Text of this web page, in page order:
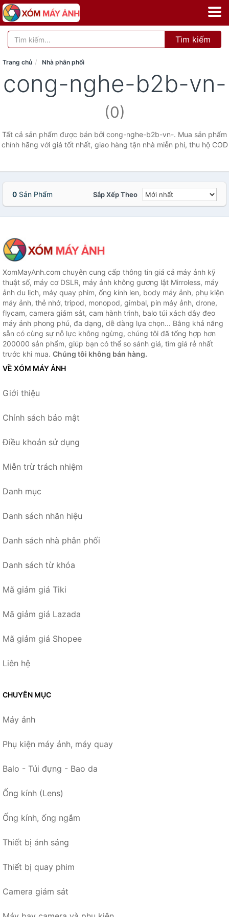
Tìm kiếm
Trang chủ Nhà phân phối
cong-nghe-b2b-vn-
(0)
Tất cả sản phẩm được bán bởi cong-nghe-b2b-vn-. Mua sản phẩm
chính hãng với giá tốt nhất, giao hàng tận nhà miễn phí, thu hộ COD
0 Sản Phẩm Sắp Xếp Theo
XomMayAnh.com chuyên cung cấp thông tin giá cả máy ảnh kỹ
thuật số, máy cơ DSLR, máy ảnh không gương lật Mirroless, máy
ảnh du lịch, máy quay phim, ống kính len, body máy ảnh, phụ kiện
máy ảnh, thẻ nhớ, tripod, monopod, gimbal, pin máy ảnh, drone,
flycam, camera giám sát, cam hành trình, balo túi xách dây đeo
máy ảnh phong phú, đa dạng, dễ dàng lựa chọn... Bằng khả năng
sẵn có cùng sự nỗ lực không ngừng, chúng tôi đã tổng hợp hơn
200000 sản phẩm, giúp bạn có thể so sánh giá, tìm giá rẻ nhất
trước khi mua. Chúng tôi không bán hàng.
VỀ XÓM MÁY ẢNH
Giới thiệu
Chính sách bảo mật
Điều khoản sử dụng
Miễn trừ trách nhiệm
Danh mục
Danh sách nhãn hiệu
Danh sách nhà phân phối
Danh sách từ khóa
Mã giảm giá Tiki
Mã giảm giá Lazada
Mã giảm giá Shopee
Liên hệ
CHUYÊN MỤC
Máy ảnh
Phụ kiện máy ảnh, máy quay
Balo - Túi đựng - Bao da
Ống kính (Lens)
Ống kính, ống ngắm
Thiết bị ánh sáng
Thiết bị quay phim
Camera giám sát